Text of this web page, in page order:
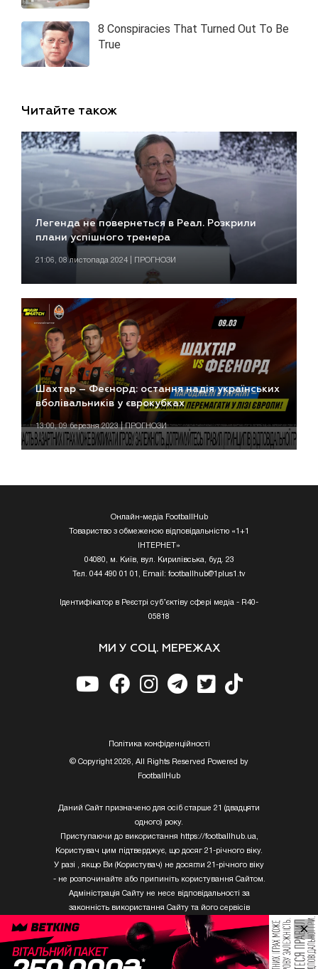
Читайте також
Легенда не повернеться в Реал. Розкрили
плани успішного тренера
21:06, 08 листопада 2024 | ПРОГНОЗИ
Шахтар – Феєнорд: остання надія українських
вболівальників у єврокубках
13:00, 09 березня 2023 | ПРОГНОЗИ
Онлайн-медіа FootballHub
Товариство з обмеженою відповідальністю «1+1
ІНТЕРНЕТ»
04080, м. Київ, вул. Кирилівська, буд. 23
Тел. 044 490 01 01, Email: footballhub@1plus1.tv
Ідентифікатор в Реєстрі суб’єктіву сфері медіа - R40-
05818
МИ У СОЦ. МЕРЕЖАХ
Полiтика конфiденцiйностi
© Copyright 2026, All Rights Reserved Powered by
FootballHub
Даний Сайт призначено для осіб старше 21 (двадцяти
одного) року.
Приступаючи до використання https://footballhub.ua,
Користувач цим підтверджує, що досяг 21-річного віку.
У разі , якщо Ви (Користувач) не досягли 21-річного віку
- не розпочинайте або припиніть користування Сайтом.
Адміністрація Сайту не несе відповідальності за
законність використання Сайту та його сервісів
Користувачем, який не досяг 21-річного віку.
Твори Getty Images, що розміщені на сайті, не можуть
×